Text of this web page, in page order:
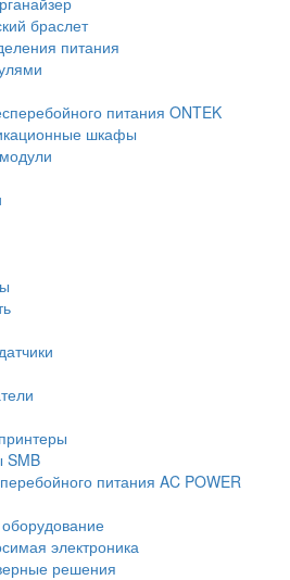
браслет
питания
питания ONTEK
шкафы
SMB
питания AC POWER
электроника
решения